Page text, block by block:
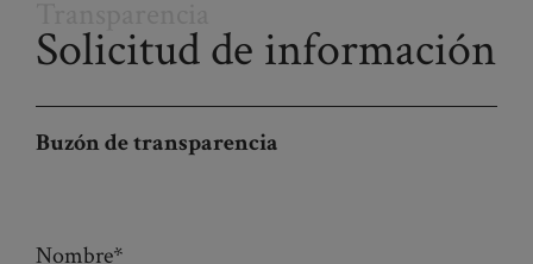
Solicitud de información
Buzón de transparencia
Nombre*